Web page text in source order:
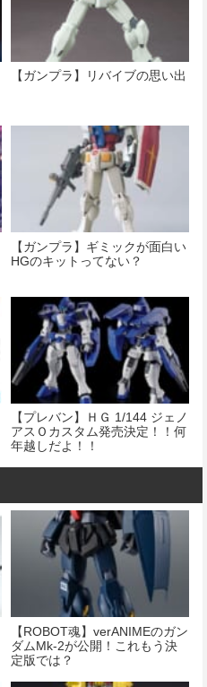
【ガンプラ】リバイブの思い出
【ガンプラ】ギミックが面白い
HGのキットってない？
【プレバン】ＨＧ 1/144 ジェノ
アスＯカスタム発売決定！！何
年越しだよ！！
【ROBOT魂】verANIMEのガン
ダムMk-2が公開！これもう決
定版では？